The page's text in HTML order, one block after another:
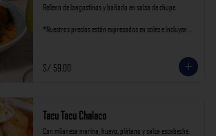
Relleno de langostinos y bañado en salsa de chupe.
*Nuestros precios están expresados en soles e incluyen
S/ 59.00
Tacu Tacu Chalaco
Con milanesa marina, huevo, plátano y salsa escabeche.